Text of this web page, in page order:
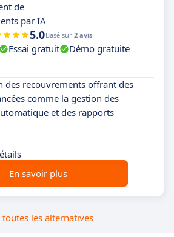
de
par IA
5.0Basé sur 2 avis
Essai gratuit
Démo gratuite
des recouvrements offrant des
comme la gestion des
et des rapports
En savoir plus
toutes les alternatives